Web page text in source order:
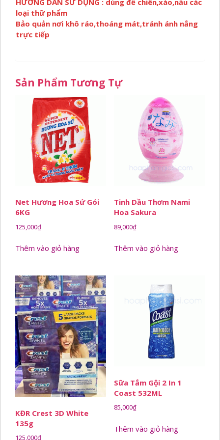
HƯỚNG DẪN SỬ DỤNG : dùng để chiên,xào,nấu các
loại thữ phẩm
Bảo quản nơi khô ráo,thoáng mát,tránh ánh nắng
trực tiếp
Sản Phẩm Tương Tự
Net Hương Hoa Sứ Gói
6KG
125,000₫
Thêm vào giỏ hàng
Tinh Dầu Thơm Nami
Hoa Sakura
89,000₫
Thêm vào giỏ hàng
KĐR Crest 3D White
135g
125,000₫
Sữa Tắm Gội 2 In 1
Coast 532ML
85,000₫
Thêm vào giỏ hàng